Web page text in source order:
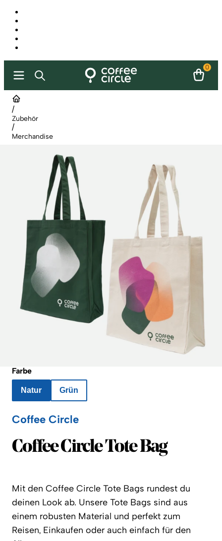
0
/
Zubehör
/
Merchandise
Farbe
Natur Grün
Coffee Circle
Coffee Circle
Coffee Circle Tote Bag
Mit den Coffee Circle Tote Bags rundest du
deinen Look ab. Unsere Tote Bags sind aus
einem robusten Material und perfekt zum
Reisen, Einkaufen oder auch einfach für den